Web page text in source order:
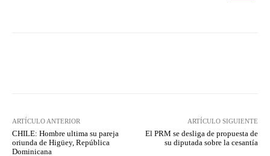
ARTÍCULO ANTERIOR
CHILE: Hombre ultima su pareja
oriunda de Higüey, República
Dominicana
ARTÍCULO SIGUIENTE
El PRM se desliga de propuesta de
su diputada sobre la cesantía